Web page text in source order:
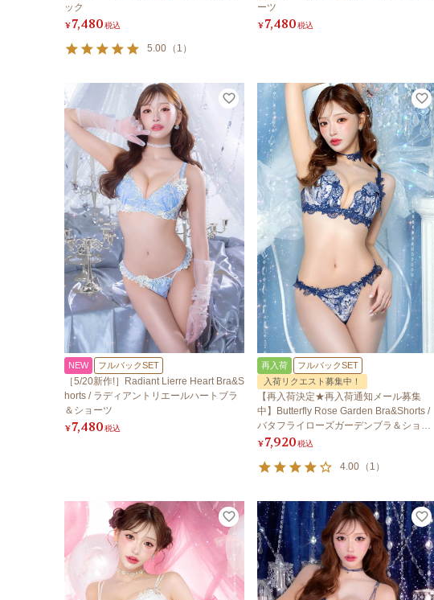
ック
¥7,480税込
5.00 （ 1 ）
ーツ
¥7,480税込
NEW フルバックSET
［5/20新作!］Radiant Lierre Heart Bra&S
horts / ラディアントリエールハートブラ
＆ショーツ
¥7,480税込
再入荷
フルバックSET
入荷リクエスト募集中！
【再入荷決定★再入荷通知メール募集
中】Butterfly Rose Garden Bra&Shorts /
バタフライローズガーデンブラ＆ショー
ツ
¥7,920税込
4.00 （ 1 ）